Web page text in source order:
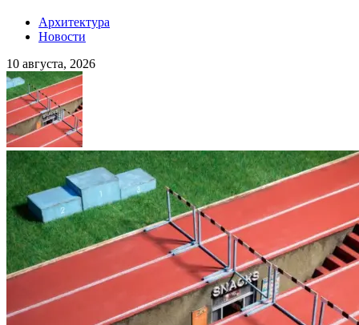
Архитектура
Новости
10 августа, 2026